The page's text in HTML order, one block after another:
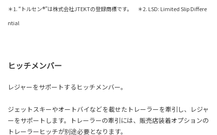
＊1. “トルセン®”は株式会社JTEKTの登録商標です。 ＊2. LSD: Limited Slip Differe
ntial
ヒッチメンバー
レジャーをサポートするヒッチメンバー。
ジェットスキーやオートバイなどを載せたトレーラーを牽引し、レジャ
ーをサポートします。トレーラーの牽引には、販売店装着オプションの
トレーラーヒッチが別途必要となります。